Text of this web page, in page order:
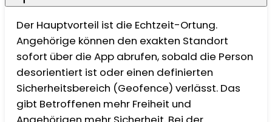
Der Hauptvorteil ist die Echtzeit-Ortung.
Angehörige können den exakten Standort
sofort über die App abrufen, sobald die Person
desorientiert ist oder einen definierten
Sicherheitsbereich (Geofence) verlässt. Das
gibt Betroffenen mehr Freiheit und